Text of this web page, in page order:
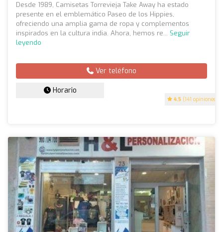
4.5 (141 opiniones)
Desde 1989, Camisetas Torrevieja Take Away ha estado
presente en el emblemático Paseo de los Hippies,
ofreciendo una amplia gama de ropa y complementos
inspirados en la cultura india. Ahora, hemos re... Seguir
leyendo
Ver teléfono
Horario